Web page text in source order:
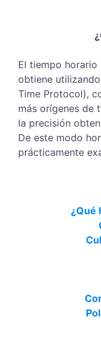
El tiempo horario
obtiene
Time Protocol),
más orígenes de
la precisión
De este modo
prácticamente
¿Qué